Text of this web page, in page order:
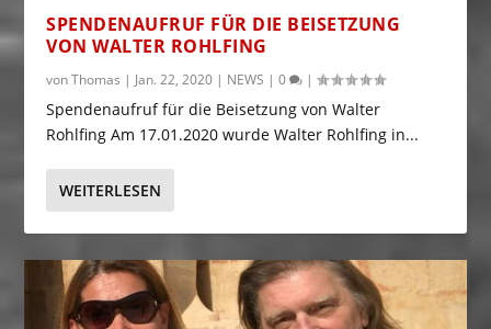
SPENDENAUFRUF FÜR DIE BEISETZUNG
VON WALTER ROHLFING
vonThomas | Jan. 22, 2020 | NEWS |0 |
Spendenaufruf für die Beisetzung von Walter
Rohlfing Am 17.01.2020 wurde Walter Rohlfing in...
WEITERLESEN